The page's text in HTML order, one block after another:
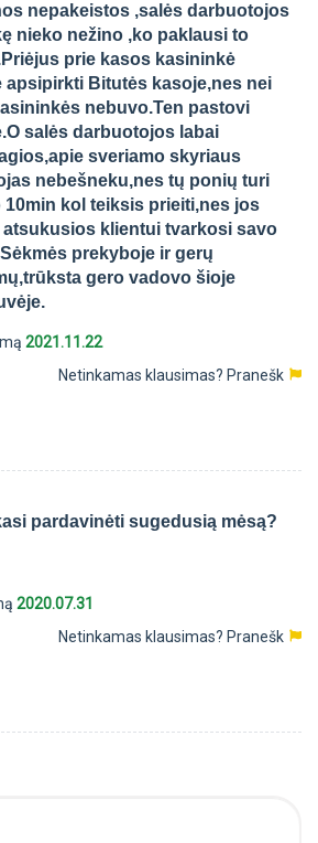
nepakeistos ,salės darbuotojos
nieko nežino ,ko paklausi to
prie kasos kasininkė
apsipirkti Bitutės kasoje,nes nei
nebuvo.Ten pastovi
salės darbuotojos labai
sveriamo skyriaus
nebešneku,nes tų ponių turi
10min kol teiksis prieiti,nes jos
atsukusios klientui tvarkosi savo
prekyboje ir gerų
gero vadovo šioje
2021.11.22
Netinkamas klausimas? Pranešk
pardavinėti sugedusią mėsą?
2020.07.31
Netinkamas klausimas? Pranešk